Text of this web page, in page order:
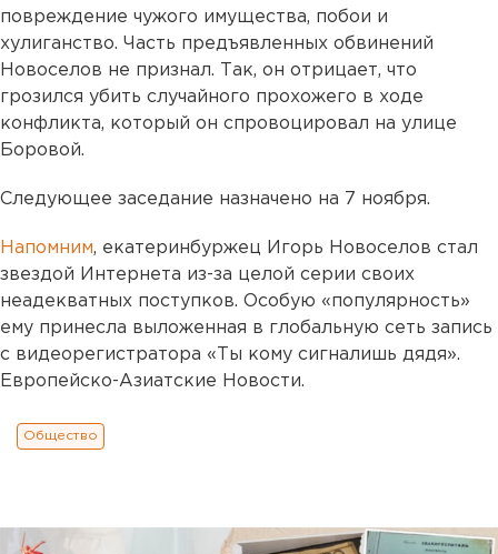
повреждение чужого имущества, побои и
хулиганство. Часть предъявленных обвинений
Новоселов не признал. Так, он отрицает, что
грозился убить случайного прохожего в ходе
конфликта, который он спровоцировал на улице
Боровой.
Следующее заседание назначено на 7 ноября.
Напомним, екатеринбуржец Игорь Новоселов стал
звездой Интернета из-за целой серии своих
неадекватных поступков. Особую «популярность»
ему принесла выложенная в глобальную сеть запись
с видеорегистратора «Ты кому сигналишь дядя».
Европейско-Азиатские Новости.
Общество